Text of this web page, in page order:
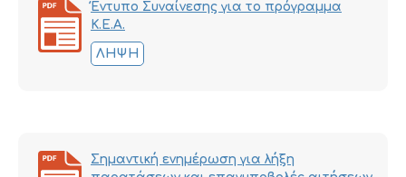
Έντυπο Συναίνεσης για το πρόγραμμα
Κ.Ε.Α.
ΛΉΨΗ
Σημαντική ενημέρωση για λήξη